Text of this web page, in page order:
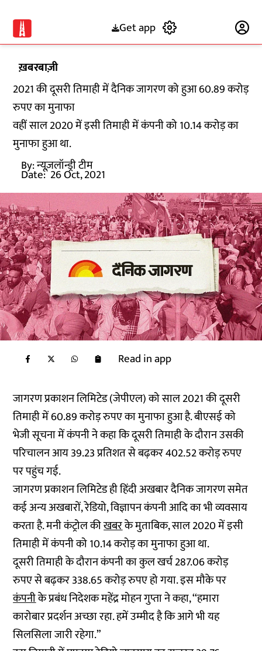
Get app
ख़बरबाज़ी
2021 की दूसरी तिमाही में दैनिक जागरण को हुआ 60.89 करोड़
रुपए का मुनाफा
वहीं साल 2020 में इसी तिमाही में कंपनी को 10.14 करोड़ का
मुनाफा हुआ था.
By:न्यूज़लॉन्ड्री टीम
Date: 26 Oct, 2021
Read in app
जागरण प्रकाशन लिमिटेड (जेपीएल) को साल 2021 की दूसरी
तिमाही में 60.89 करोड़ रुपए का मुनाफा हुआ है. बीएसई को
भेजी सूचना में कंपनी ने कहा कि दूसरी तिमाही के दौरान उसकी
परिचालन आय 39.23 प्रतिशत से बढ़कर 402.52 करोड़ रुपए
पर पहुंच गई.
जागरण प्रकाशन लिमिटेड ही हिंदी अखबार दैनिक जागरण समेत
कई अन्य अखबारों, रेडियो, विज्ञापन कंपनी आदि का भी व्यवसाय
करता है. मनी कंट्रोल कीखबरके मुताबिक, साल 2020 में इसी
तिमाही में कंपनी को 10.14 करोड़ का मुनाफा हुआ था.
दूसरी तिमाही के दौरान कंपनी का कुल खर्च 287.06 करोड़
रुपए से बढ़कर 338.65 करोड़ रुपए हो गया. इस मौके पर
कंपनीके प्रबंध निदेशक महेंद्र मोहन गुप्ता ने कहा, ‘‘हमारा
कारोबार प्रदर्शन अच्छा रहा. हमें उम्मीद है कि आगे भी यह
सिलसिला जारी रहेगा.”